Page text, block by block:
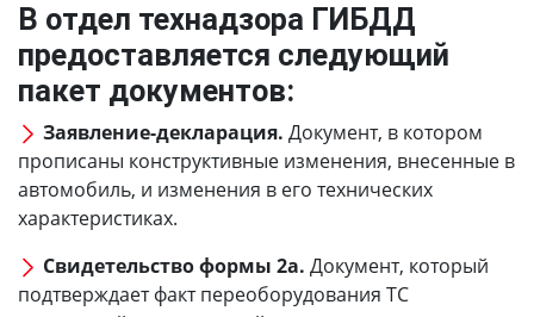
В отдел технадзора ГИБДД
предоставляется следующий
пакет документов:
Заявление-декларация. Документ, в котором
прописаны конструктивные изменения, внесенные в
автомобиль, и изменения в его технических
характеристиках.
Свидетельство формы 2а. Документ, который
подтверждает факт переоборудования ТС